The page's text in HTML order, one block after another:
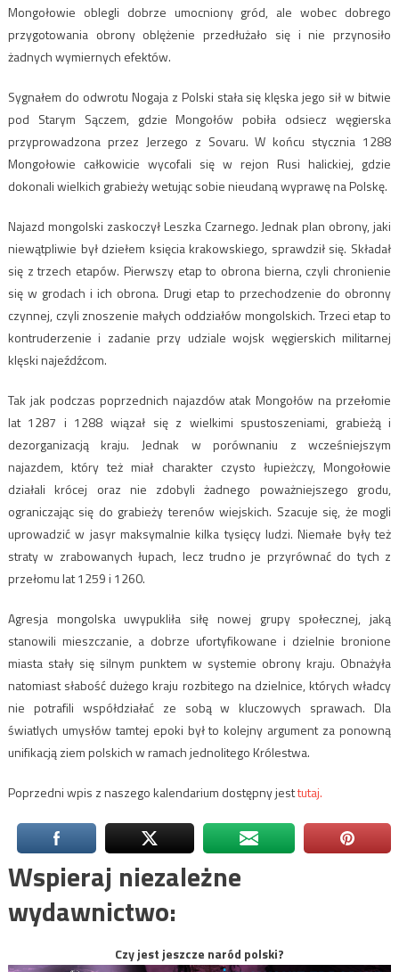
Mongołowie oblegli dobrze umocniony gród, ale wobec dobrego
przygotowania obrony oblężenie przedłużało się i nie przynosiło
żadnych wymiernych efektów.
Sygnałem do odwrotu Nogaja z Polski stała się klęska jego sił w bitwie
pod Starym Sączem, gdzie Mongołów pobiła odsiecz węgierska
przyprowadzona przez Jerzego z Sovaru. W końcu stycznia 1288
Mongołowie całkowicie wycofali się w rejon Rusi halickiej, gdzie
dokonali wielkich grabieży wetując sobie nieudaną wyprawę na Polskę.
Najazd mongolski zaskoczył Leszka Czarnego. Jednak plan obrony, jaki
niewątpliwie był dziełem księcia krakowskiego, sprawdził się. Składał
się z trzech etapów. Pierwszy etap to obrona bierna, czyli chronienie
się w grodach i ich obrona. Drugi etap to przechodzenie do obronny
czynnej, czyli znoszenie małych oddziałów mongolskich. Trzeci etap to
kontruderzenie i zadanie przy udziale wojsk węgierskich militarnej
klęski najeźdźcom.
Tak jak podczas poprzednich najazdów atak Mongołów na przełomie
lat 1287 i 1288 wiązał się z wielkimi spustoszeniami, grabieżą i
dezorganizacją kraju. Jednak w porównaniu z wcześniejszym
najazdem, który też miał charakter czysto łupieżczy, Mongołowie
działali krócej oraz nie zdobyli żadnego poważniejszego grodu,
ograniczając się do grabieży terenów wiejskich. Szacuje się, że mogli
uprowadzić w jasyr maksymalnie kilka tysięcy ludzi. Niemałe były też
straty w zrabowanych łupach, lecz trudno je przyrównać do tych z
przełomu lat 1259 i 1260.
Agresja mongolska uwypukliła siłę nowej grupy społecznej, jaką
stanowili mieszczanie, a dobrze ufortyfikowane i dzielnie bronione
miasta stały się silnym punktem w systemie obrony kraju. Obnażyła
natomiast słabość dużego kraju rozbitego na dzielnice, których władcy
nie potrafili współdziałać ze sobą w kluczowych sprawach. Dla
światlych umysłów tamtej epoki był to kolejny argument za ponowną
unifikacją ziem polskich w ramach jednolitego Królestwa.
Poprzedni wpis z naszego kalendarium dostępny jesttutaj.
Wspieraj niezależne
wydawnictwo:
Czy jest jeszcze naród polski?